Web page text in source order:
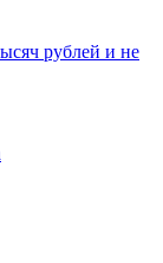
рублей и не